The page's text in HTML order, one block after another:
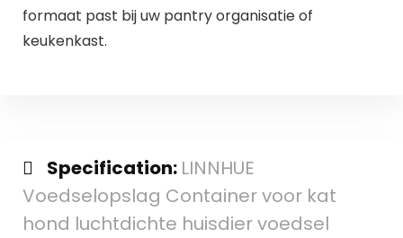
formaat past bij uw pantry organisatie of
keukenkast.
Specification: LINNHUE
Voedselopslag Container voor kat
hond luchtdichte huisdier voedsel